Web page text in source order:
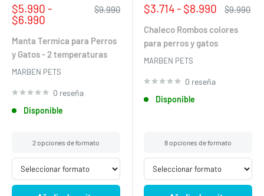
Precio
de
$5.990 -
$6.990
Precio
$9.990
Manta Termica para Perros
y Gatos - 2 temperaturas
MARBEN PETS
0 reseña
Disponible
2 opciones de formato
Precio
venta
$3.714 - $8.990
Precio
$9.990
Chaleco Rombos colores
para perros y gatos
MARBEN PETS
0 reseña
Disponible
8 opciones de formato